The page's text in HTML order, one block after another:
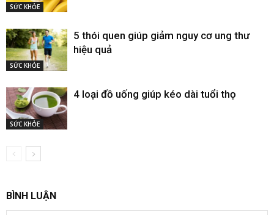
SỨC KHỎE
SỨC KHỎE
5 thói quen giúp giảm nguy cơ ung thư
hiệu quả
SỨC KHỎE
4 loại đồ uống giúp kéo dài tuổi thọ
BÌNH LUẬN